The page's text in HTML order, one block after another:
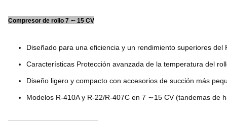
Compresor de rollo 7 ∼ 15 CV
Diseñado para una eficiencia y un rendimiento superiores del
Características Protección avanzada de la temperatura del
Diseño ligero y compacto con accesorios de succión más
Modelos R-410A y R-22/R-407C en 7 ∼15 CV (tandemas de